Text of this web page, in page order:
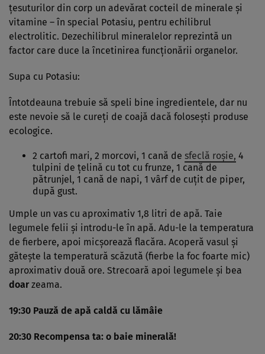
ţesuturilor din corp un adevărat cocteil de minerale şi
vitamine – în special Potasiu, pentru echilibrul
electrolitic. Dezechilibrul mineralelor reprezintă un
factor care duce la încetinirea funcţionării organelor.
Supa cu Potasiu:
Întotdeauna trebuie să speli bine ingredientele, dar nu
este nevoie să le cureţi de coajă dacă foloseşti produse
ecologice.
2 cartofi mari, 2 morcovi, 1 cană de sfeclă roşie, 4
tulpini de ţelină cu tot cu frunze, 1 cană de
pătrunjel, 1 cană de napi, 1 vârf de cuţit de piper,
după gust.
Umple un vas cu aproximativ 1,8 litri de apă. Taie
legumele felii şi introdu-le în apă. Adu-le la temperatura
de fierbere, apoi micşorează flacăra. Acoperă vasul şi
găteşte la temperatură scăzută (fierbe la foc foarte mic)
aproximativ două ore. Strecoară apoi legumele şi bea
doarzeama.
19:30 Pauză de apă caldă cu lămâie
20:30 Recompensa ta: o baie minerală!